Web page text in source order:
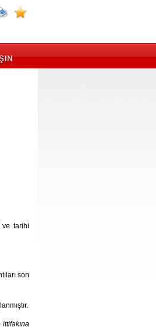
ve tarihi
son
ittifakına